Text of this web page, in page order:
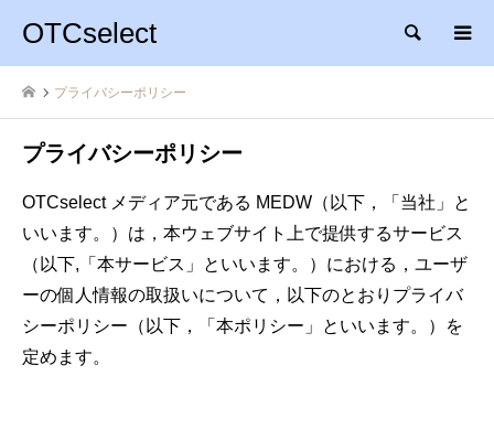
OTCselect 検索
プライバシーポリシー
プライバシーポリシー
OTCselect メディア元である MEDW（以下，「当社」と
いいます。）は，本ウェブサイト上で提供するサービス
（以下,「本サービス」といいます。）における，ユーザ
ーの個人情報の取扱いについて，以下のとおりプライバ
シーポリシー（以下，「本ポリシー」といいます。）を
定めます。